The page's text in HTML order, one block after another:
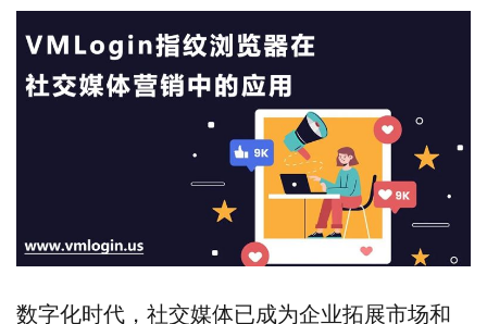
数字化时代，社交媒体已成为企业拓展市场和